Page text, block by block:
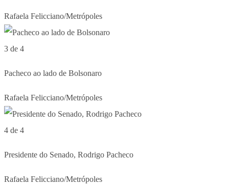
Rafaela Felicciano/Metrópoles
3 de 4
Pacheco ao lado de Bolsonaro
Rafaela Felicciano/Metrópoles
4 de 4
Presidente do Senado, Rodrigo Pacheco
Rafaela Felicciano/Metrópoles